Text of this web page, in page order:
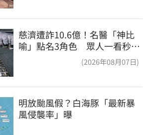
慈濟遭詐10.6億！名醫「神比
喻」點名3角色 眾人一看秒懂
(2026年08月07日)
明放颱風假？白海豚「最新暴
風侵襲率」曝